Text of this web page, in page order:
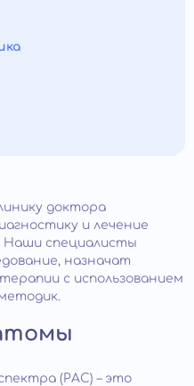
доктора
и лечение
Наши специалисты
назначат
с использованием
(РАС) – это